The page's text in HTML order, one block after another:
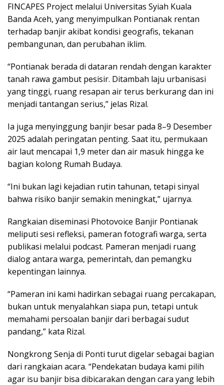
FINCAPES Project melalui Universitas Syiah Kuala
Banda Aceh, yang menyimpulkan Pontianak rentan
terhadap banjir akibat kondisi geografis, tekanan
pembangunan, dan perubahan iklim.
“Pontianak berada di dataran rendah dengan karakter
tanah rawa gambut pesisir. Ditambah laju urbanisasi
yang tinggi, ruang resapan air terus berkurang dan ini
menjadi tantangan serius,” jelas Rizal.
Ia juga menyinggung banjir besar pada 8–9 Desember
2025 adalah peringatan penting. Saat itu, permukaan
air laut mencapai 1,9 meter dan air masuk hingga ke
bagian kolong Rumah Budaya.
“Ini bukan lagi kejadian rutin tahunan, tetapi sinyal
bahwa risiko banjir semakin meningkat,” ujarnya.
Rangkaian diseminasi Photovoice Banjir Pontianak
meliputi sesi refleksi, pameran fotografi warga, serta
publikasi melalui podcast. Pameran menjadi ruang
dialog antara warga, pemerintah, dan pemangku
kepentingan lainnya.
“Pameran ini kami hadirkan sebagai ruang percakapan,
bukan untuk menyalahkan siapa pun, tetapi untuk
memahami persoalan banjir dari berbagai sudut
pandang,” kata Rizal.
Nongkrong Senja di Ponti turut digelar sebagai bagian
dari rangkaian acara. “Pendekatan budaya kami pilih
agar isu banjir bisa dibicarakan dengan cara yang lebih